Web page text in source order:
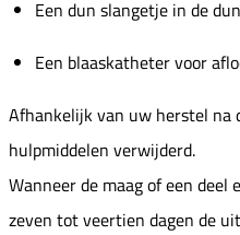
Een dun slangetje in de
Een blaaskatheter voor
Afhankelijk van uw herstel na
hulpmiddelen verwijderd.
Wanneer de maag of een deel
zeven tot veertien dagen de